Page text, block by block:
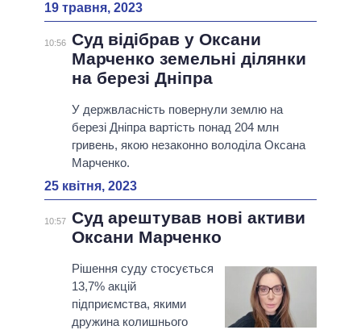
19 травня, 2023
10:56 Суд відібрав у Оксани
Марченко земельні ділянки
на березі Дніпра
У держвласність повернули землю на
березі Дніпра вартість понад 204 млн
гривень, якою незаконно володіла Оксана
Марченко.
25 квітня, 2023
10:57 Суд арештував нові активи
Оксани Марченко
Рішення суду стосується
13,7% акцій
підприємства, якими
дружина колишнього